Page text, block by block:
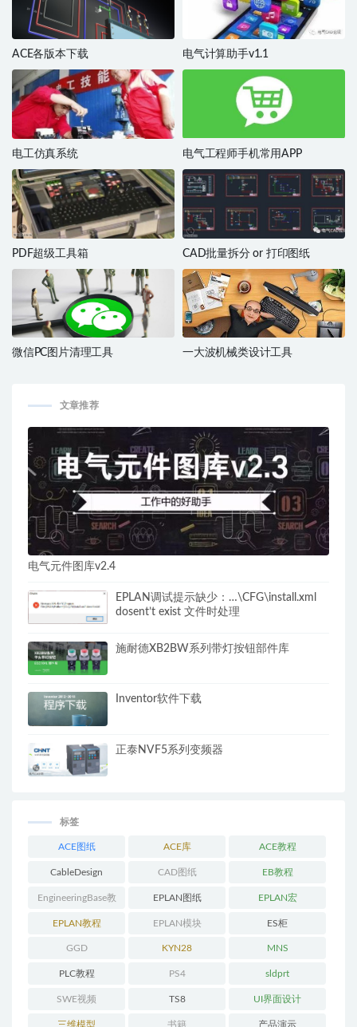
ACE各版本下载 电气计算助手v1.1
电工仿真系统 电气工程师手机常用APP
PDF超级工具箱 CAD批量拆分 or 打印图纸
微信PC图片清理工具 一大波机械类设计工具
文章推荐
电气元件图库v2.4
EPLAN调试提示缺少：…\CFG\install.xml
dosent’t exist 文件时处理
施耐德XB2BW系列带灯按钮部件库
Inventor软件下载
正泰NVF5系列变频器
标签
ACE图纸 ACE库 ACE教程
CableDesign CAD图纸 EB教程
EngineeringBase教
程
EPLAN图纸 EPLAN宏
EPLAN教程 EPLAN模块 ES柜
GGD KYN28 MNS
PLC教程 PS4 sldprt
SWE视频 TS8 UI界面设计
三维模型 书籍 产品演示